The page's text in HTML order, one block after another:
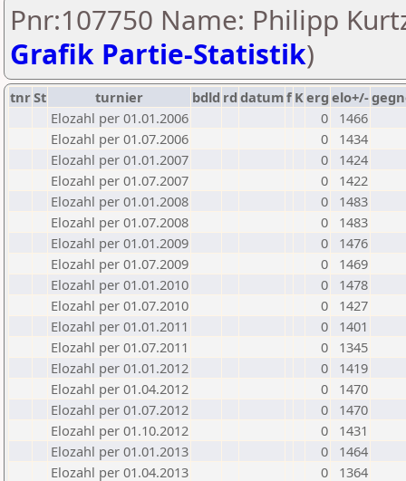
Pnr:107750 Name: Philipp
Grafik Partie-Statistik)
tnrSt turnier bdld rd datumf Kerg elo+/-
Elozahl per 01.01.2006
0
1466
Elozahl per 01.07.2006
0
1434
Elozahl per 01.01.2007
0
1424
Elozahl per 01.07.2007
0
1422
Elozahl per 01.01.2008
0
1483
Elozahl per 01.07.2008
0
1483
Elozahl per 01.01.2009
0
1476
Elozahl per 01.07.2009
0
1469
Elozahl per 01.01.2010
0
1478
Elozahl per 01.07.2010
0
1427
Elozahl per 01.01.2011
0
1401
Elozahl per 01.07.2011
0
1345
Elozahl per 01.01.2012
0
1419
Elozahl per 01.04.2012
0
1470
Elozahl per 01.07.2012
0
1470
Elozahl per 01.10.2012
0
1431
Elozahl per 01.01.2013
0
1464
Elozahl per 01.04.2013
0
1364